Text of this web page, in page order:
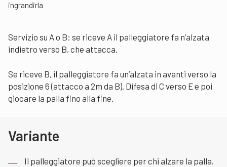
ingrandirla
Servizio su A o B: se riceve A il palleggiatore fa n’alzata
indietro verso B, che attacca.
Se riceve B, il palleggiatore fa un’alzata in avanti verso la
posizione 6 (attacco a 2m da B). Difesa di C verso E e poi
giocare la palla fino alla fine.
Variante
Il palleggiatore può scegliere per chi alzare la palla.